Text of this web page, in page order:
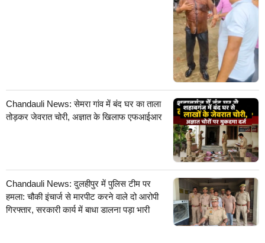
Chandauli News: सेमरा गांव में बंद घर का ताला
तोड़कर जेवरात चोरी, अज्ञात के खिलाफ एफआईआर
Chandauli News: दुलहीपुर में पुलिस टीम पर
हमला: चौकी इंचार्ज से मारपीट करने वाले दो आरोपी
गिरफ्तार, सरकारी कार्य में बाधा डालना पड़ा भारी